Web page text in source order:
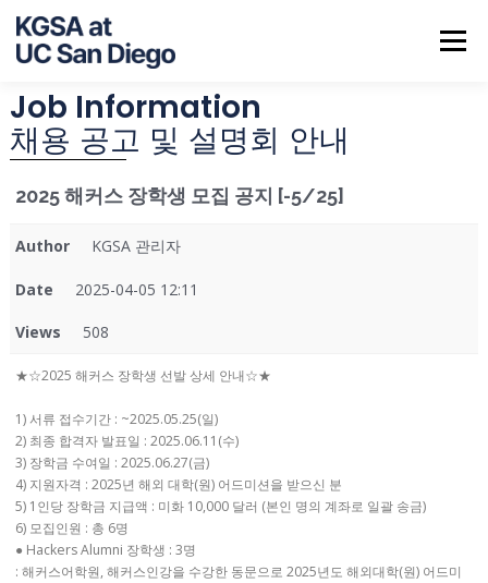
Menu
ABOUT US NOTICE JOB INFO
CONTACT
Job Information
채용 공고 및 설명회 안내
2025 해커스 장학생 모집 공지 [-5/25]
Author KGSA 관리자
Date 2025-04-05 12:11
Views 508
★☆2025 해커스 장학생 선발 상세 안내☆★
1) 서류 접수기간 : ~2025.05.25(일)
2) 최종 합격자 발표일 : 2025.06.11(수)
3) 장학금 수여일 : 2025.06.27(금)
4) 지원자격 : 2025년 해외 대학(원) 어드미션을 받으신 분
5) 1인당 장학금 지급액 : 미화 10,000 달러 (본인 명의 계좌로 일괄 송금)
6) 모집인원 : 총 6명
● Hackers Alumni 장학생 : 3명
: 해커스어학원, 해커스인강을 수강한 동문으로 2025년도 해외대학(원) 어드미